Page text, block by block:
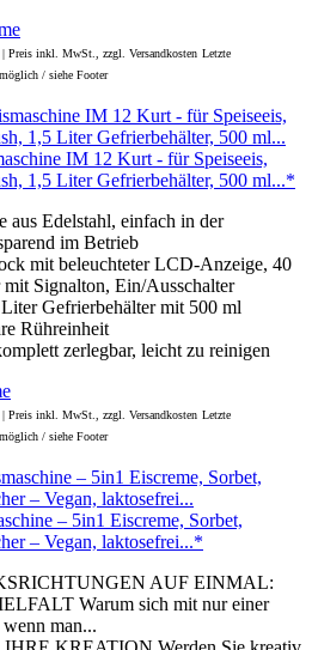
| Preis inkl. MwSt., zzgl. Versandkosten Letzte
/ siehe Footer
IM 12 Kurt - für Speiseeis,
1,5 Liter Gefrierbehälter, 500 ml...*
aus Edelstahl, einfach in der
im Betrieb
mit beleuchteter LCD-Anzeige, 40
Signalton, Ein/Ausschalter
Gefrierbehälter mit 500 ml
Rühreinheit
zerlegbar, leicht zu reinigen
| Preis inkl. MwSt., zzgl. Versandkosten Letzte
/ siehe Footer
– 5in1 Eiscreme, Sorbet,
– Vegan, laktosefrei...*
AUF EINMAL:
Warum sich mit nur einer
man...